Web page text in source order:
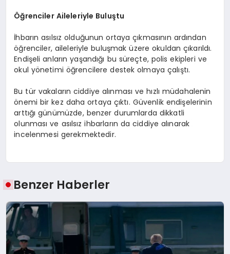
Öğrenciler Aileleriyle Buluştu
İhbarın asılsız olduğunun ortaya çıkmasının ardından
öğrenciler, aileleriyle buluşmak üzere okuldan çıkarıldı.
Endişeli anların yaşandığı bu süreçte, polis ekipleri ve
okul yönetimi öğrencilere destek olmaya çalıştı.
Bu tür vakaların ciddiye alınması ve hızlı müdahalenin
önemi bir kez daha ortaya çıktı. Güvenlik endişelerinin
arttığı günümüzde, benzer durumlarda dikkatli
olunması ve asılsız ihbarların da ciddiye alınarak
incelenmesi gerekmektedir.
Benzer Haberler